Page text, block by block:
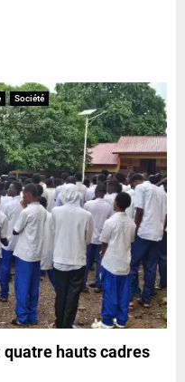
Société
hauts cadres